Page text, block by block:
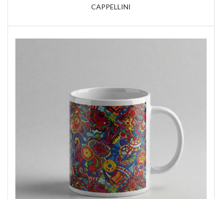
CAPPELLINI